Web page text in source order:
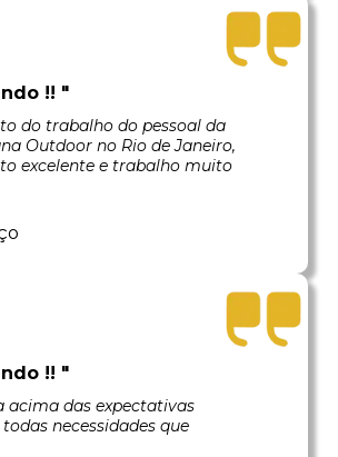
!! "
do trabalho do pessoal da
Outdoor no Rio de Janeiro,
excelente e trabalho muito
!! "
acima das expectativas
necessidades que